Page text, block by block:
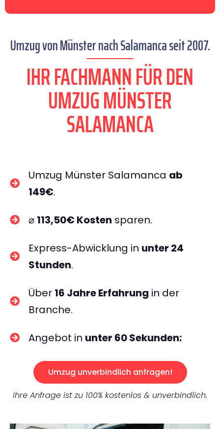
Umzug von Münster nach Salamanca seit 2007.
IHR FACHMANN FÜR DEN
UMZUG MÜNSTER
SALAMANCA
Umzug Münster Salamanca ab
149€.
⌀ 113,50€ Kosten sparen.
Express-Abwicklung in unter 24
Stunden.
Über 16 Jahre Erfahrung in der
Branche.
Angebot in unter 60 Sekunden:
Umzug unverbindlich anfragen!
Ihre Anfrage ist zu 100% kostenlos & unverbindlich.